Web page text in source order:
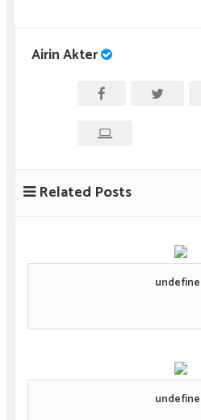
Airin Akter
Related Posts